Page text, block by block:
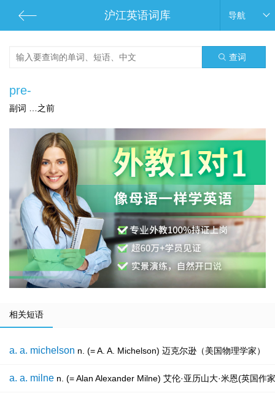
沪江英语词库 导航
查词
pre-
副词 …之前
相关短语
a. a. michelson n. (= A. A. Michelson) 迈克尔逊（美国物理学家）
a. a. milne n. (= Alan Alexander Milne) 艾伦·亚历山大·米恩(英国